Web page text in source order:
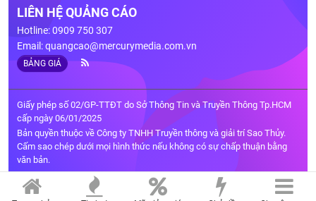
LIÊN HỆ QUẢNG CÁO
Hotline: 0909 750 307
Email:quangcao@mercurymedia.com.vn
BẢNG GIÁ
Giấy phép số 02/GP-TTĐT do Sở Thông Tin và Truyền Thông Tp.HCM
cấp ngày 06/01/2025
Bản quyền thuộc về Công ty TNHH Truyền thông và giải trí Sao Thủy.
Cấm sao chép dưới mọi hình thức nếu không có sự chấp thuận bằng
văn bản.